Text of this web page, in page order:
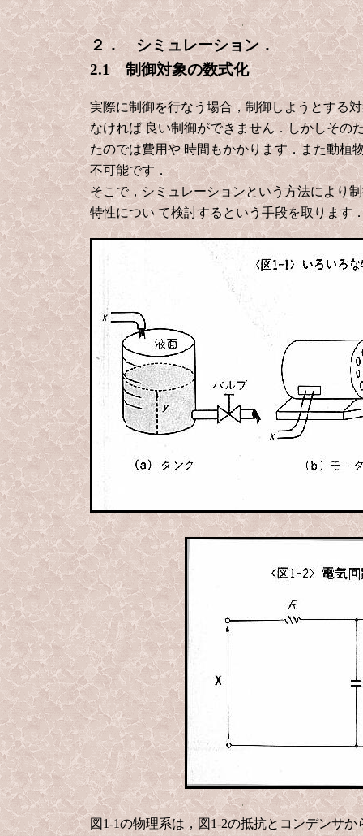
２． シミュレーション．
2.1 制御対象の数式化
実際に制御を行なう場合，制御しようとする
なければ 良い制御ができません．しかしその
たのでは費用や 時間もかかります．また動植
不可能です．
そこで，シミュレーションという方法により
特性につい て検討するという手段を取ります
図1-1の物理系は，図1-2の抵抗とコンデンサ